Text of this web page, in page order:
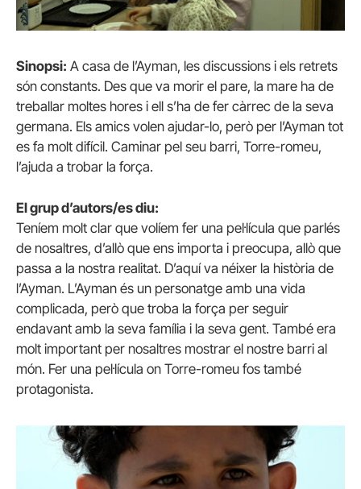
Sinopsi: A casa de l’Ayman, les discussions i els retrets
són constants. Des que va morir el pare, la mare ha de
treballar moltes hores i ell s’ha de fer càrrec de la seva
germana. Els amics volen ajudar-lo, però per l’Ayman tot
es fa molt difícil. Caminar pel seu barri, Torre-romeu,
l’ajuda a trobar la força.
El grup d’autors/es diu:
Teníem molt clar que volíem fer una pel·lícula que parlés
de nosaltres, d’allò que ens importa i preocupa, allò que
passa a la nostra realitat. D’aquí va néixer la història de
l’Ayman. L’Ayman és un personatge amb una vida
complicada, però que troba la força per seguir
endavant amb la seva família i la seva gent. També era
molt important per nosaltres mostrar el nostre barri al
món. Fer una pel·lícula on Torre-romeu fos també
protagonista.